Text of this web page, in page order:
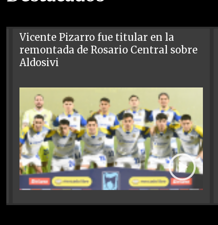
Vicente Pizarro fue titular en la
remontada de Rosario Central sobre
Aldosivi